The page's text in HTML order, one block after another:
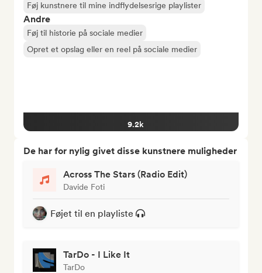
Føj kunstnere til mine indflydelsesrige playlister
Andre
Føj til historie på sociale medier
Opret et opslag eller en reel på sociale medier
9.2k
De har for nylig givet disse kunstnere muligheder
Across The Stars (Radio Edit)
Davide Foti
Føjet til en playliste
TarDo - I Like It
TarDo